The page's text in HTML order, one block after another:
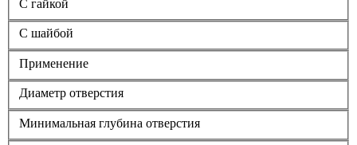
С гайкой
С шайбой
Применение
Диаметр отверстия
Минимальная глубина отверстия